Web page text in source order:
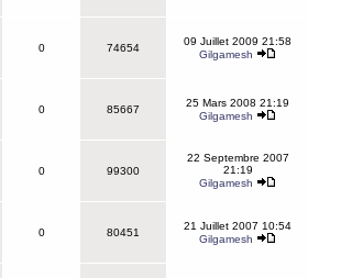
0 74654
09 Juillet 2009 21:58
Gilgamesh
0 85667
25 Mars 2008 21:19
Gilgamesh
0 99300
22 Septembre 2007
21:19
Gilgamesh
0 80451
21 Juillet 2007 10:54
Gilgamesh